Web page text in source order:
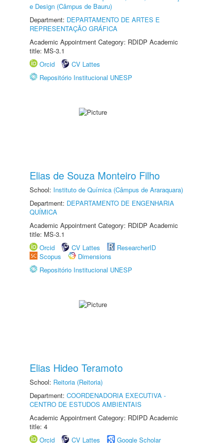
e Design (Câmpus de Bauru)
Department: DEPARTAMENTO DE ARTES E
REPRESENTAÇÃO GRÁFICA
Academic Appointment Category: RDIDP Academic
title: MS-3.1
Orcid
CV Lattes
Repositório Institucional UNESP
Elias de Souza Monteiro Filho
School: Instituto de Química (Câmpus de Araraquara)
Department: DEPARTAMENTO DE ENGENHARIA
QUÍMICA
Academic Appointment Category: RDIDP Academic
title: MS-3.1
Orcid
CV Lattes
ResearcherID
Scopus
Dimensions
Repositório Institucional UNESP
Elias Hideo Teramoto
School: Reitoria (Reitoria)
Department: COORDENADORIA EXECUTIVA -
CENTRO DE ESTUDOS AMBIENTAIS
Academic Appointment Category: RDIPD Academic
title: 4
Orcid
CV Lattes Google Scholar